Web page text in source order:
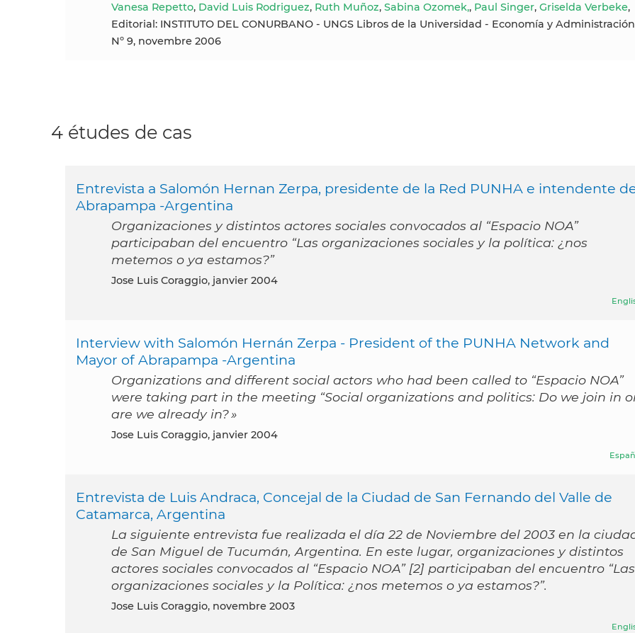
Vanesa Repetto, David Luis Rodriguez, Ruth Muñoz, Sabina Ozomek,, Paul Singer, Griselda Verbeke,
Editorial: INSTITUTO DEL CONURBANO - UNGS Libros de la Universidad - Economía y Administración
Nº 9, novembre 2006
4 études de cas
Entrevista a Salomón Hernan Zerpa, presidente de la Red PUNHA e intendente
Abrapampa -Argentina
Organizaciones y distintos actores sociales convocados al “Espacio NOA”
participaban del encuentro “Las organizaciones sociales y la política: ¿nos
metemos o ya estamos?”
Jose Luis Coraggio, janvier 2004
Interview with Salomón Hernán Zerpa - President of the PUNHA Network and
Mayor of Abrapampa -Argentina
Organizations and different social actors who had been called to “Espacio NOA”
were taking part in the meeting “Social organizations and politics: Do we join in
are we already in? »
Jose Luis Coraggio, janvier 2004
Entrevista de Luis Andraca, Concejal de la Ciudad de San Fernando del Valle de
Catamarca, Argentina
La siguiente entrevista fue realizada el día 22 de Noviembre del 2003 en la
de San Miguel de Tucumán, Argentina. En este lugar, organizaciones y distintos
actores sociales convocados al “Espacio NOA” [2] participaban del encuentro “Las
organizaciones sociales y la Política: ¿nos metemos o ya estamos?”.
Jose Luis Coraggio, novembre 2003